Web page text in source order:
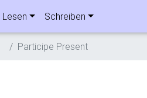
Lesen Schreiben
Participe Present